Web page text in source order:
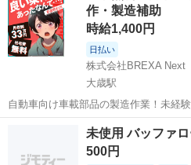
作・製造補助
時給1,400円
日払い
株式会社BREXA Next
大歳駅
自動車向け車載部品の製造作業！未経
中！友達同士での応募OK！備品付きワ
社負担！生活支援物資事前対応可◎格
♪《山口県山口市》 人気の工...
大歳駅 その他
未使用 バッファ
500円